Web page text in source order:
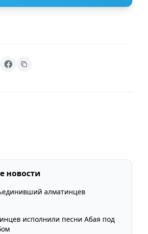
новости
алматинцев
исполнили песни Абая под